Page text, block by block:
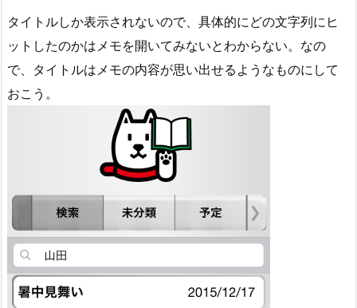
タイトルしか表示されないので、具体的にどの文字列にヒ
ットしたのかはメモを開いてみないとわからない。なの
で、タイトルはメモの内容が思い出せるようなものにして
おこう。